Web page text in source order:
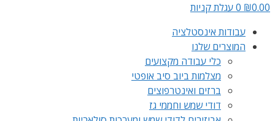
₪0.00
0עגלת קניות
עבודות אינסטלציה
המוצרים שלנו
כלי עבודה מקצועים
מצלמות ביוב סיב אופטי
ברזים ואינטרפוצים
דודי שמש וחממי גז